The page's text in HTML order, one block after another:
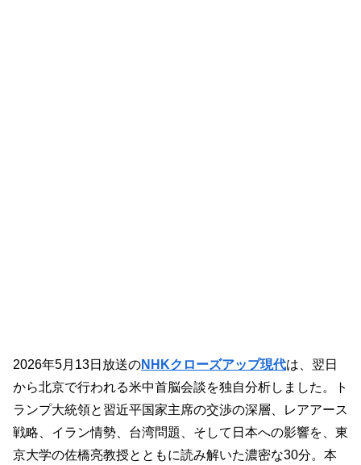
2026年5月13日放送のNHKクローズアップ現代は、翌日
から北京で行われる米中首脳会談を独自分析しました。ト
ランプ大統領と習近平国家主席の交渉の深層、レアアース
戦略、イラン情勢、台湾問題、そして日本への影響を、東
京大学の佐橋亮教授とともに読み解いた濃密な30分。本